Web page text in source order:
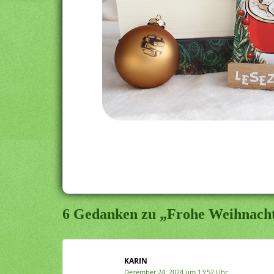
6 Gedanken zu „Frohe
KARIN
Dezember 24, 2024 um 13:52 Uhr